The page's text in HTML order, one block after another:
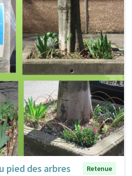
pied des arbres
Retenue